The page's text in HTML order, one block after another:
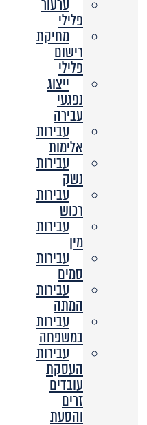
פלילי
מחיקת
רישום
פלילי
ייצוג
נפגעי
עבירה
עבירות
אלימות
עבירות
נשק
עבירות
רכוש
עבירות
מין
עבירות
סמים
עבירות
המתה
עבירות
במשפחה
עבירות
העסקת
עובדים
זרים
והסעת